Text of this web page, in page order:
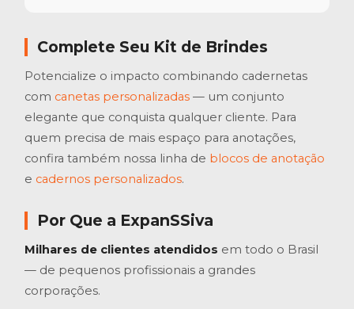
Complete Seu Kit de Brindes
Potencialize o impacto combinando cadernetas
com canetas personalizadas — um conjunto
elegante que conquista qualquer cliente. Para
quem precisa de mais espaço para anotações,
confira também nossa linha de blocos de anotação
e cadernos personalizados.
Por Que a ExpanSSiva
Milhares de clientes atendidos em todo o Brasil
— de pequenos profissionais a grandes
corporações.